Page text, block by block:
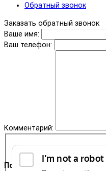
Поддержка
Обратный звонок
Заказать обратный звонок
Ваше имя:
Ваш телефон:
Комментарий: